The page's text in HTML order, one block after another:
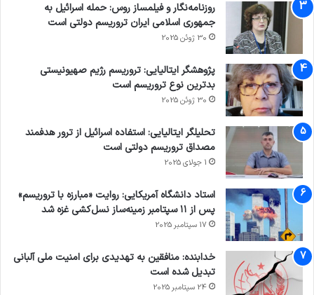
روزنامه‌نگار و فیلمساز روس: حمله اسرائیل به
جمهوری اسلامی ایران تروریسم دولتی است
30 ژوئن 2025
پژوهشگر ایتالیایی: تروریسم رژیم صهیونیستی
بدترین نوع تروریسم است
30 ژوئن 2025
تحلیلگر ایتالیایی: استفاده اسرائیل از ترور هدفمند
مصداق تروریسم دولتی است
1 جولای 2025
استاد دانشگاه آمریکایی: روایت «مبارزه با تروریسم»
پس از ۱۱ سپتامبر زمینه‌ساز نسل‌کشی غزه شد
17 سپتامبر 2025
خدابنده: منافقین به تهدیدی برای امنیت ملی آلبانی
تبدیل شده است
24 سپتامبر 2025